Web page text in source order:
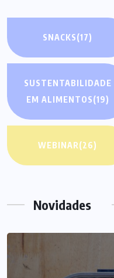
SNACKS(17)
SUSTENTABILIDADE
EM ALIMENTOS(19)
WEBINAR(26)
Novidades